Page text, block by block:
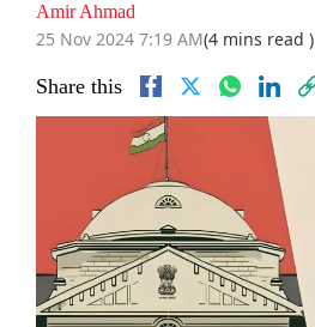
Amir Ahmad
25 Nov 2024 7:19 AM(4 mins read )
Share this